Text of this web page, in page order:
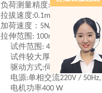
负荷测量精度:示值的土百分
拉拔速度:0.1mm -200mn/min
加荷速度： 5N/S-500N/S
拉伸范围 : 100mm
试件范围 : 400mmX 400mm
试件较大厚度 : 70mm
驱动方式:伺服电机驱动
电源:单相交流220V / 50Hz,
电机功率400 W